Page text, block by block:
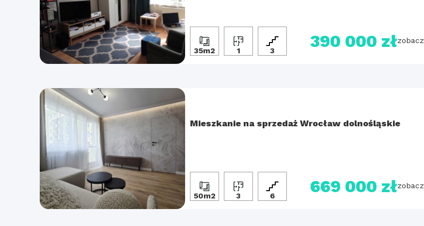
35m2 1 3 390 000 złzobacz
Mieszkanie na sprzedaż Wrocław dolnośląskie
50m2 3 6 669 000 złzobacz